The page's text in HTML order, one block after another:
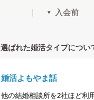
入会前
選ばれた婚活タイプについ
婚活よもやま話
他の結婚相談所を2社ほど利